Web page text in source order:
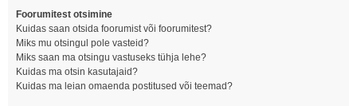
Foorumitest otsimine
Kuidas saan otsida foorumist või foorumitest?
Miks mu otsingul pole vasteid?
Miks saan ma otsingu vastuseks tühja lehe?
Kuidas ma otsin kasutajaid?
Kuidas ma leian omaenda postitused või teemad?